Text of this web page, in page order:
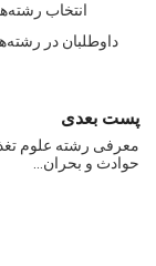
انتخاب
داوطلبان در
پست بعدی
معرفی رشته علوم
حوادث و بحران…